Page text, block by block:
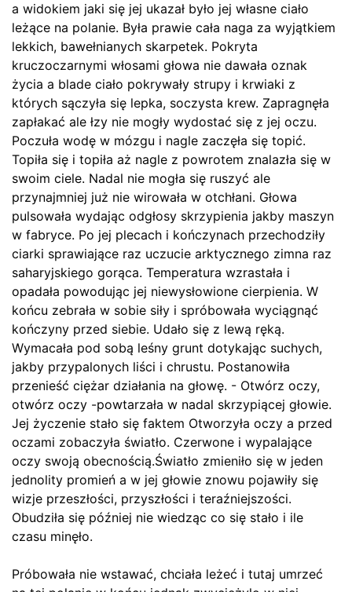
a widokiem jaki się jej ukazał było jej własne ciało
leżące na polanie. Była prawie cała naga za wyjątkiem
lekkich, bawełnianych skarpetek. Pokryta
kruczoczarnymi włosami głowa nie dawała oznak
życia a blade ciało pokrywały strupy i krwiaki z
których sączyła się lepka, soczysta krew. Zapragnęła
zapłakać ale łzy nie mogły wydostać się z jej oczu.
Poczuła wodę w mózgu i nagle zaczęła się topić.
Topiła się i topiła aż nagle z powrotem znalazła się w
swoim ciele. Nadal nie mogła się ruszyć ale
przynajmniej już nie wirowała w otchłani. Głowa
pulsowała wydając odgłosy skrzypienia jakby maszyn
w fabryce. Po jej plecach i kończynach przechodziły
ciarki sprawiające raz uczucie arktycznego zimna raz
saharyjskiego gorąca. Temperatura wzrastała i
opadała powodując jej niewysłowione cierpienia. W
końcu zebrała w sobie siły i spróbowała wyciągnąć
kończyny przed siebie. Udało się z lewą ręką.
Wymacała pod sobą leśny grunt dotykając suchych,
jakby przypalonych liści i chrustu. Postanowiła
przenieść ciężar działania na głowę. - Otwórz oczy,
otwórz oczy -powtarzała w nadal skrzypiącej głowie.
Jej życzenie stało się faktem Otworzyła oczy a przed
oczami zobaczyła światło. Czerwone i wypalające
oczy swoją obecnością.Światło zmieniło się w jeden
jednolity promień a w jej głowie znowu pojawiły się
wizje przeszłości, przyszłości i teraźniejszości.
Obudziła się później nie wiedząc co się stało i ile
czasu minęło.
Próbowała nie wstawać, chciała leżeć i tutaj umrzeć